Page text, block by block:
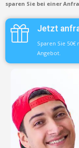
sparen Sie bei einer
Jetzt
Sparen Sie
Angebot.